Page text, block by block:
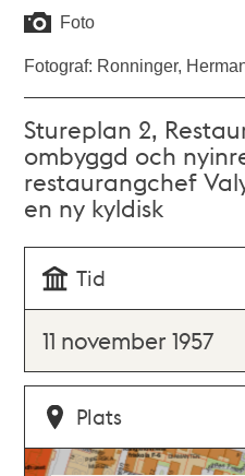
Foto
Fotograf: Ronninger,
Stureplan 2,
ombyggd och
restaurangchef
en ny kyldisk
Tid
11 november 1957
Plats